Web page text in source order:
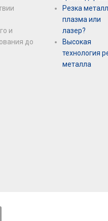
и
до
Резка
плазма или
лазер?
Высокая
технология
металла